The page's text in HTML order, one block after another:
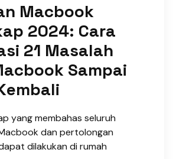
Macbook
2024: Cara
21 Masalah
Sampai
yang membahas seluruh
dan pertolongan
dilakukan di rumah